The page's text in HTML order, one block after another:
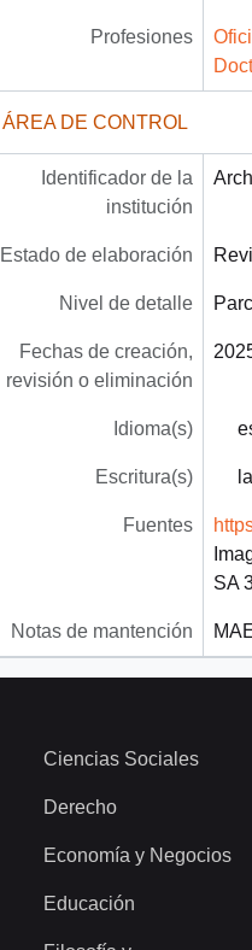
Profesiones
ÁREA DE CONTROL
Identificador de la
institución
Estado de elaboración
Nivel de detalle
Fechas de creación,
revisión o eliminación
Idioma(s)
Escritura(s)
Fuentes
SA
Notas de mantención
Ciencias Sociales
Derecho
Economía y Negocios
Educación